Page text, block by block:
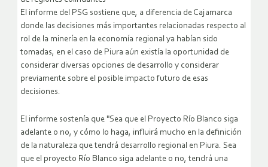
El informe del PSG sostiene que, a diferencia de Cajamarca
donde las decisiones más importantes relacionadas respecto al
rol de la minería en la economía regional ya habían sido
tomadas, en el caso de Piura aún existía la oportunidad de
considerar diversas opciones de desarrollo y considerar
previamente sobre el posible impacto futuro de esas
decisiones.
El informe sostenía que "Sea que el Proyecto Río Blanco siga
adelante o no, y cómo lo haga, influirá mucho en la definición
de la naturaleza que tendrá desarrollo regional en Piura. Sea
que el proyecto Río Blanco siga adelante o no, tendrá una